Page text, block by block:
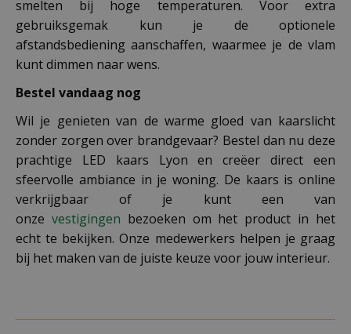
smelten bij hoge temperaturen. Voor extra
gebruiksgemak kun je de optionele
afstandsbediening aanschaffen, waarmee je de vlam
kunt dimmen naar wens.
Bestel vandaag nog
Wil je genieten van de warme gloed van kaarslicht
zonder zorgen over brandgevaar? Bestel dan nu deze
prachtige LED kaars Lyon en creëer direct een
sfeervolle ambiance in je woning. De kaars is online
verkrijgbaar of je kunt een van
onze vestigingen bezoeken om het product in het
echt te bekijken. Onze medewerkers helpen je graag
bij het maken van de juiste keuze voor jouw interieur.